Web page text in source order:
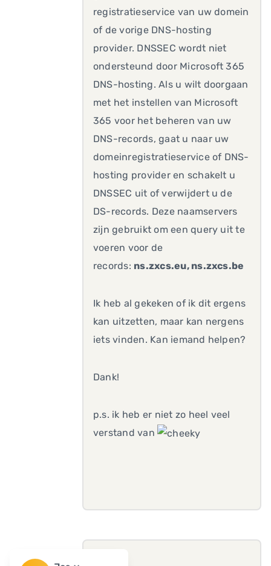
registratieservice van uw domein
of de vorige DNS-hosting
provider. DNSSEC wordt niet
ondersteund door Microsoft 365
DNS-hosting. Als u wilt doorgaan
met het instellen van Microsoft
365 voor het beheren van uw
DNS-records, gaat u naar uw
domeinregistratieservice of DNS-
hosting provider en schakelt u
DNSSEC uit of verwijdert u de
DS-records. Deze naamservers
zijn gebruikt om een query uit te
voeren voor de
records: ns.zxcs.eu, ns.zxcs.be
Ik heb al gekeken of ik dit ergens
kan uitzetten, maar kan nergens
iets vinden. Kan iemand helpen?
Dank!
p.s. ik heb er niet zo heel veel
verstand van